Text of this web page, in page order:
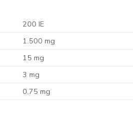
200 IE
1.500 mg
15 mg
3 mg
0,75 mg